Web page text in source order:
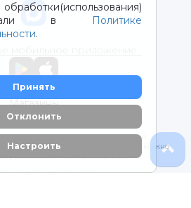
в
Политике
.
Принять
Отклонить
Настроить
Магазины
Детские товары с доставкой
использование материалов возможно
разрешения владельцев сайта.
конфиденциальности